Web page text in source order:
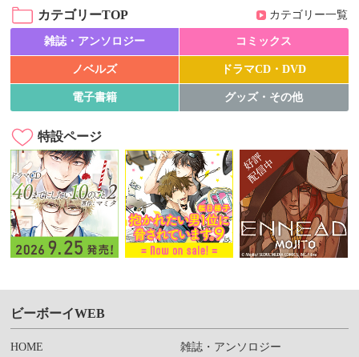
カテゴリーTOP カテゴリー一覧
雑誌・アンソロジー コミックス
ノベルズ ドラマCD・DVD
電子書籍 グッズ・その他
特設ページ
ビーボーイWEB
HOME
雑誌・アンソロジー